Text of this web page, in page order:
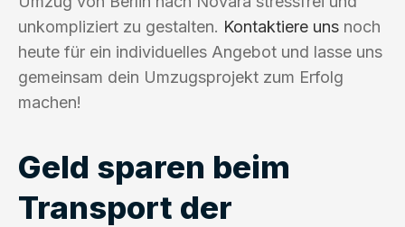
unkompliziert zu gestalten. Kontaktiere uns noch
heute für ein individuelles Angebot und lasse uns
gemeinsam dein Umzugsprojekt zum Erfolg
machen!
Geld sparen beim
Transport der